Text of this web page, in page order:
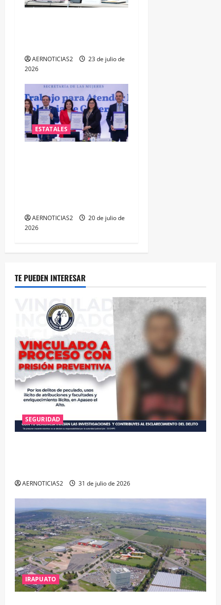
AERNOTICIAS2
23 de julio de
2026
ESTATALES
AERNOTICIAS2
20 de julio de
2026
TE PUEDEN INTERESAR
SEGURIDAD
AERNOTICIAS2 31 de julio de 2026
IRAPUATO